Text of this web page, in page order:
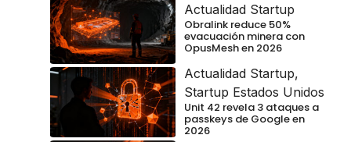
Actualidad Startup
Obralink reduce 50%
evacuación minera con
OpusMesh en 2026
Actualidad Startup,
Startup Estados Unidos
Unit 42 revela 3 ataques a
passkeys de Google en
2026